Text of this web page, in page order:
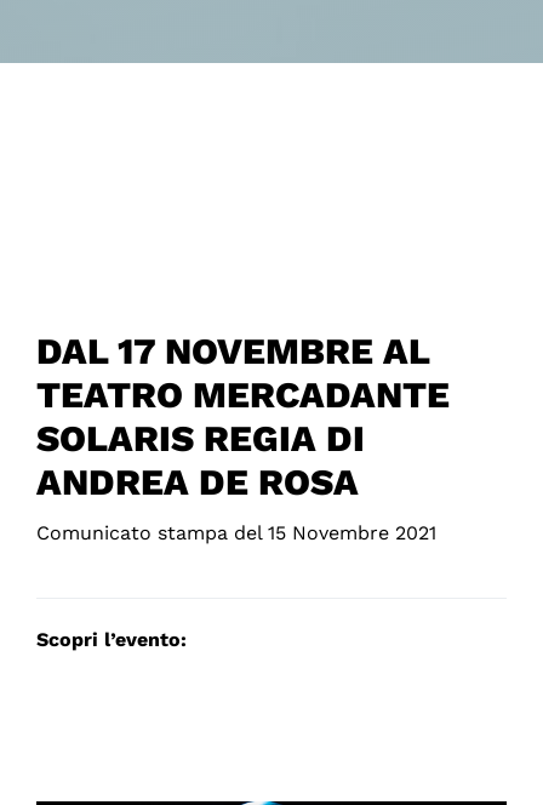
DAL 17 NOVEMBRE AL
TEATRO MERCADANTE
SOLARIS REGIA DI
ANDREA DE ROSA
Comunicato stampa del 15 Novembre 2021
Scopri l’evento: